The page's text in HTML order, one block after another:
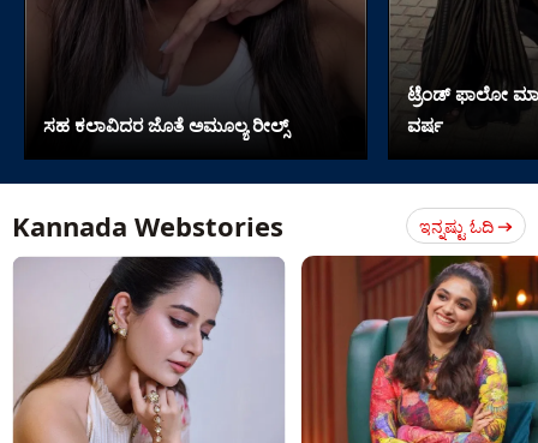
ಸಹ ಕಲಾವಿದರ ಜೊತೆ ಅಮೂಲ್ಯ ರೀಲ್ಸ್
ಟ್ರೆಂಡ್​​ ಫಾಲೋ
ವರ್ಷ
Kannada Webstories ಇನ್ನಷ್ಟು ಓದಿ